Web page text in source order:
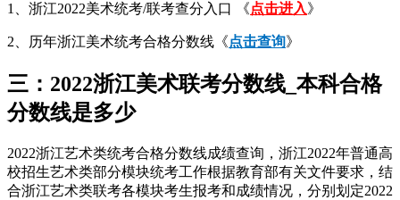
1、浙江2022美术统考/联考查分入口 《点击进入》
2、历年浙江美术统考合格分数线《点击查询》
三：2022浙江美术联考分数线_本科合格
分数线是多少
2022浙江艺术类统考合格分数线成绩查询，浙江2022年普通高
校招生艺术类部分模块统考工作根据教育部有关文件要求，结
合浙江艺术类联考各模块考生报考和成绩情况，分别划定2022